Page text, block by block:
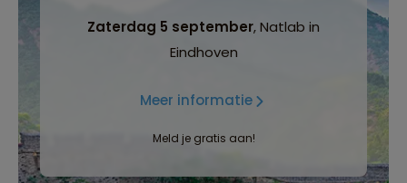
Zaterdag 5 september, Natlab in
Eindhoven
Meer informatie
Meld je gratis aan!